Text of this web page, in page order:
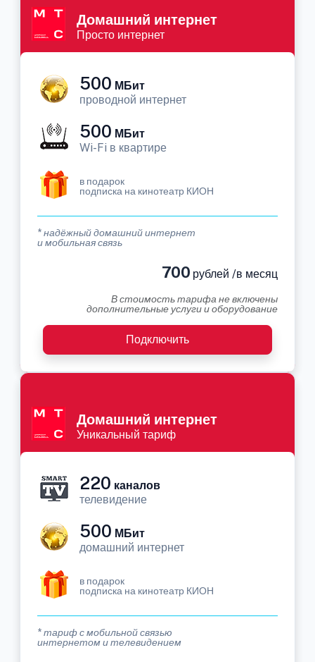
Домашний интернет
Просто интернет
500 МБит
проводной интернет
500 МБит
Wi-Fi в квартире
в подарок
подписка на кинотеатр КИОН
* надёжный домашний интернет
и мобильная связь
700 рублей /в месяц
В стоимость тарифа не включены
дополнительные услуги и оборудование
Подключить
Домашний интернет
Уникальный тариф
220 каналов
телевидение
500 МБит
домашний интернет
в подарок
подписка на кинотеатр КИОН
* тариф с мобильной связью
интернетом и телевидением